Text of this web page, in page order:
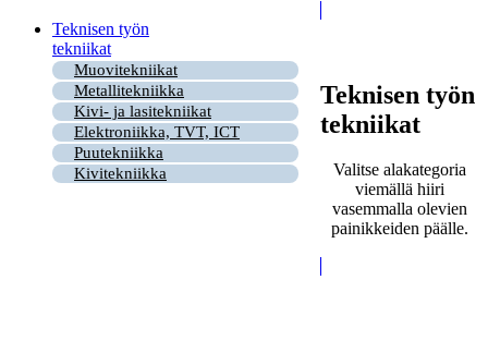
Teknisen työn
tekniikat
Muovitekniikat
Metallitekniikka
Kivi- ja lasitekniikat
Elektroniikka, TVT, ICT
Puutekniikka
Kivitekniikka
Teknisen työn
tekniikat
Valitse alakategoria
viemällä hiiri
vasemmalla olevien
painikkeiden päälle.